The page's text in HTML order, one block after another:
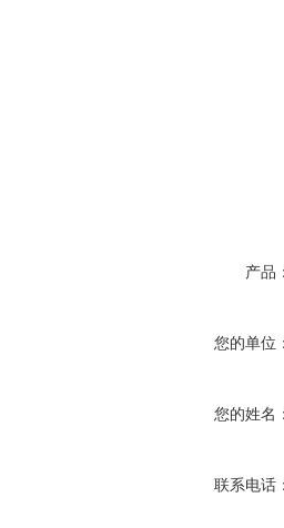
产品：
您的单位：
您的姓名：
联系电话：